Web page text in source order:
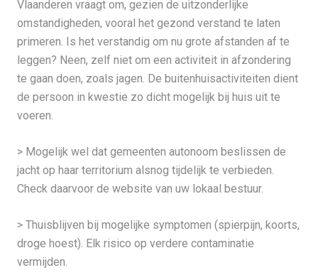
Vlaanderen vraagt om, gezien de uitzonderlijke
omstandigheden, vooral het gezond verstand te laten
primeren. Is het verstandig om nu grote afstanden af te
leggen? Neen, zelf niet om een activiteit in afzondering
te gaan doen, zoals jagen. De buitenhuisactiviteiten dient
de persoon in kwestie zo dicht mogelijk bij huis uit te
voeren.
> Mogelijk wel dat gemeenten autonoom beslissen de
jacht op haar territorium alsnog tijdelijk te verbieden.
Check daarvoor de website van uw lokaal bestuur.
> Thuisblijven bij mogelijke symptomen (spierpijn, koorts,
droge hoest). Elk risico op verdere contaminatie
vermijden.